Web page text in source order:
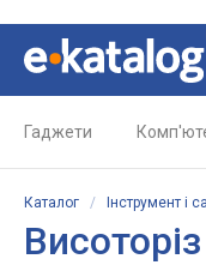
Гаджети
Каталог / Інструмент і